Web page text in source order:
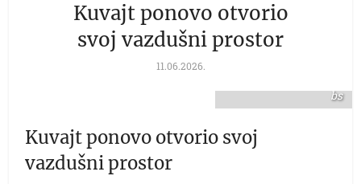
Kuvajt ponovo otvorio
svoj vazdušni prostor
11.06.2026.
bs
Kuvajt ponovo otvorio svoj
vazdušni prostor